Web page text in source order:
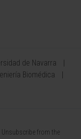
de Navarra
Biomédica
Unsubscribe from the